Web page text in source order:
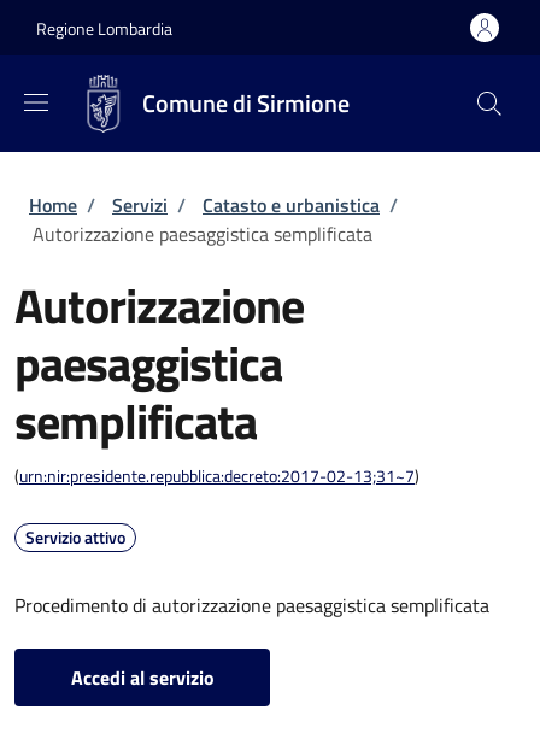
Regione Lombardia
Comune di Sirmione
Briciole di pane
Home / Servizi / Catasto e urbanistica /
Autorizzazione paesaggistica semplificata
Autorizzazione
paesaggistica
semplificata
(urn:nir:presidente.repubblica:decreto:2017-02-13;31~7)
Servizio attivo
Procedimento di autorizzazione paesaggistica semplificata
Accedi al servizio